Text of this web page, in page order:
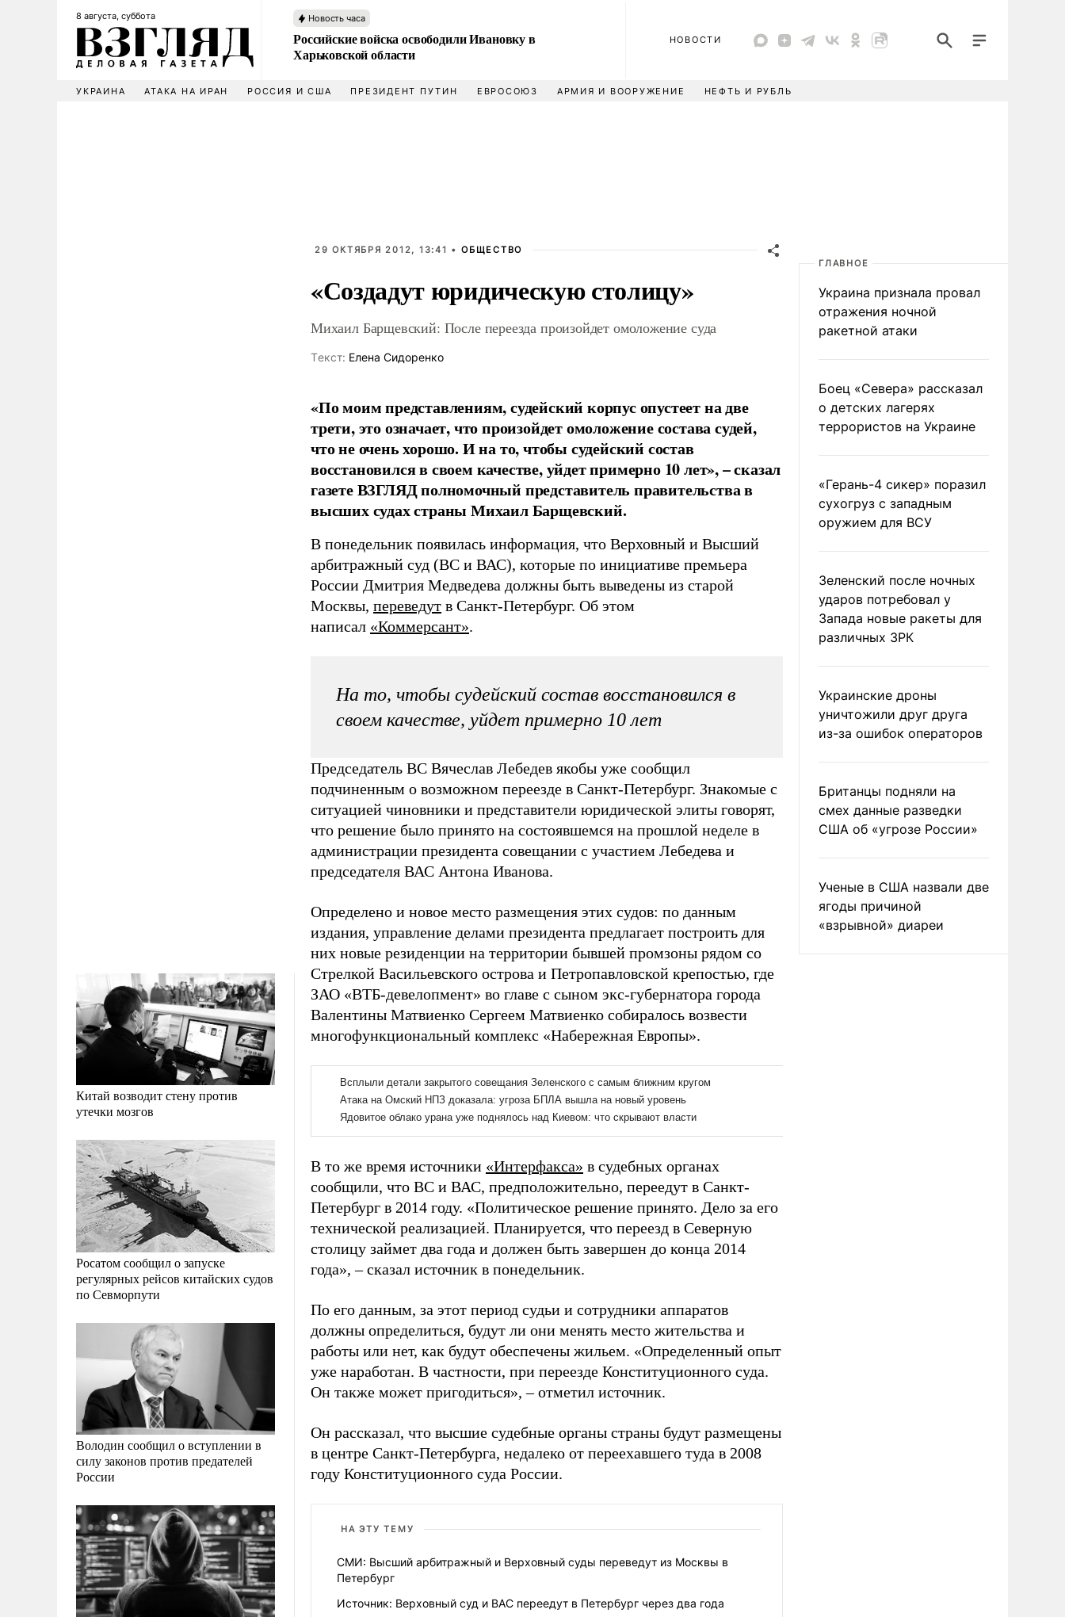
8 августа, суббота Новость часа
Российские войска освободили Ивановку в
Харьковской области
НОВОСТИ
УКРАИНА АТАКА НА ИРАН РОССИЯ И США ПРЕЗИДЕНТ ПУТИН ЕВРОСОЮЗ АРМИЯ И ВООРУЖЕНИЕ НЕФТЬ И РУБЛЬ
Китай возводит стену против
утечки мозгов
Росатом сообщил о запуске
регулярных рейсов китайских судов
по Севморпути
Володин сообщил о вступлении в
силу законов против предателей
России
29 ОКТЯБРЯ 2012, 13:41 • ОБЩЕСТВО
«Создадут юридическую столицу»
Михаил Барщевский: После переезда произойдет омоложение суда
Tекст: Елена Сидоренко
«По моим представлениям, судейский корпус опустеет на две
трети, это означает, что произойдет омоложение состава судей,
что не очень хорошо. И на то, чтобы судейский состав
восстановился в своем качестве, уйдет примерно 10 лет», – сказал
газете ВЗГЛЯД полномочный представитель правительства в
высших судах страны Михаил Барщевский.
В понедельник появилась информация, что Верховный и Высший
арбитражный суд (ВС и ВАС), которые по инициативе премьера
России Дмитрия Медведева должны быть выведены из старой
Москвы, переведут в Санкт-Петербург. Об этом
написал «Коммерсант».
На то, чтобы судейский состав восстановился в
своем качестве, уйдет примерно 10 лет
Председатель ВС Вячеслав Лебедев якобы уже сообщил
подчиненным о возможном переезде в Санкт-Петербург. Знакомые с
ситуацией чиновники и представители юридической элиты говорят,
что решение было принято на состоявшемся на прошлой неделе в
администрации президента совещании с участием Лебедева и
председателя ВАС Антона Иванова.
Определено и новое место размещения этих судов: по данным
издания, управление делами президента предлагает построить для
них новые резиденции на территории бывшей промзоны рядом со
Стрелкой Васильевского острова и Петропавловской крепостью, где
ЗАО «ВТБ-девелопмент» во главе с сыном экс-губернатора города
Валентины Матвиенко Cергеем Матвиенко собиралось возвести
многофункциональный комплекс «Набережная Европы».
В то же время источники «Интерфакса» в судебных органах
сообщили, что ВС и ВАС, предположительно, переедут в Санкт-
Петербург в 2014 году. «Политическое решение принято. Дело за его
технической реализацией. Планируется, что переезд в Северную
столицу займет два года и должен быть завершен до конца 2014
года», – сказал источник в понедельник.
По его данным, за этот период судьи и сотрудники аппаратов
должны определиться, будут ли они менять место жительства и
работы или нет, как будут обеспечены жильем. «Определенный опыт
уже наработан. В частности, при переезде Конституционного суда.
Он также может пригодиться», – отметил источник.
Он рассказал, что высшие судебные органы страны будут размещены
в центре Санкт-Петербурга, недалеко от переехавшего туда в 2008
году Конституционного суда России.
НА ЭТУ ТЕМУ
СМИ: Высший арбитражный и Верховный суды переведут из Москвы в
Петербург
Источник: Верховный суд и ВАС переедут в Петербург через два года
ГЛАВНОЕ
Украина признала провал
отражения ночной
ракетной атаки
Боец «Севера» рассказал
о детских лагерях
террористов на Украине
«Герань-4 сикер» поразил
сухогруз с западным
оружием для ВСУ
Зеленский после ночных
ударов потребовал у
Запада новые ракеты для
различных ЗРК
Украинские дроны
уничтожили друг друга
из-за ошибок операторов
Британцы подняли на
смех данные разведки
США об «угрозе России»
Ученые в США назвали две
ягоды причиной
«взрывной» диареи